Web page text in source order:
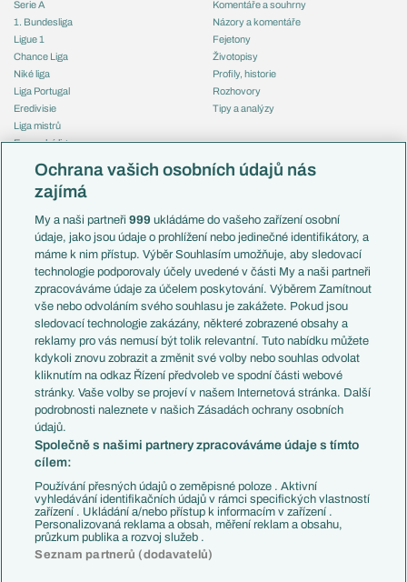
Serie A
1. Bundesliga
Ligue 1
Chance Liga
Niké liga
Liga Portugal
Eredivisie
Liga mistrů
Evropská liga
Mistrovství světa
Liga národů
Témata
Představení týmů MS
EuroSkauting
PL v kostce
Evropské koeficienty
Přestupy
Přestupové spekulace
Zranění
Kluby
Arsenal FC
Chelsea FC
Manchester United
AC Milán
Juventus FC
Bayern Mnichov
FC Barcelona
Real Madrid
Komentáře a souhrny
Názory a komentáře
Fejetony
Životopisy
Profily, historie
Rozhovory
Tipy a analýzy
Česko
Francie
Itálie
Německo
Španělsko
Argentina
Brazílie
Přestupy
Zápasy
Livescore
Tipovací soutěž
Ochrana vašich osobních údajů nás
zajímá
My a naši partneři999 ukládáme do vašeho zařízení osobní
údaje, jako jsou údaje o prohlížení nebo jedinečné identifikátory, a
máme k nim přístup. Výběr Souhlasím umožňuje, aby sledovací
technologie podporovaly účely uvedené v části My a naši partneři
zpracováváme údaje za účelem poskytování. Výběrem Zamítnout
vše nebo odvoláním svého souhlasu je zakážete. Pokud jsou
sledovací technologie zakázány, některé zobrazené obsahy a
reklamy pro vás nemusí být tolik relevantní. Tuto nabídku můžete
kdykoli znovu zobrazit a změnit své volby nebo souhlas odvolat
kliknutím na odkaz Řízení předvoleb ve spodní části webové
stránky. Vaše volby se projeví v našem Internetová stránka. Další
podrobnosti naleznete v našich Zásadách ochrany osobních
údajů.
Společně s našimi partnery zpracováváme údaje s tímto
cílem:
Používání přesných údajů o zeměpisné poloze . Aktivní
vyhledávání identifikačních údajů v rámci specifických vlastností
zařízení . Ukládání a/nebo přístup k informacím v zařízení .
Personalizovaná reklama a obsah, měření reklam a obsahu,
průzkum publika a rozvoj služeb .
Seznam partnerů (dodavatelů)